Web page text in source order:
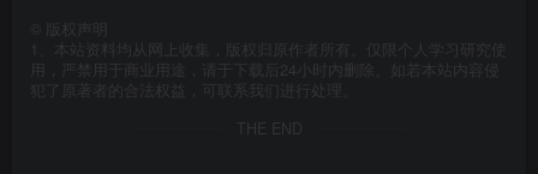
版权声明
1、本站资料均从网上收集，版权归原作者所有。仅限个人学习研究使
用，严禁用于商业用途，请于下载后24小时内删除。如若本站内容侵
犯了原著者的合法权益，可联系我们进行处理。
THE END